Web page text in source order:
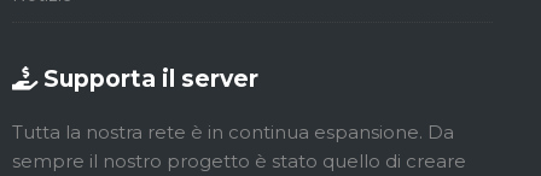
Supporta il server
Tutta la nostra rete è in continua espansione. Da
sempre il nostro progetto è stato quello di creare